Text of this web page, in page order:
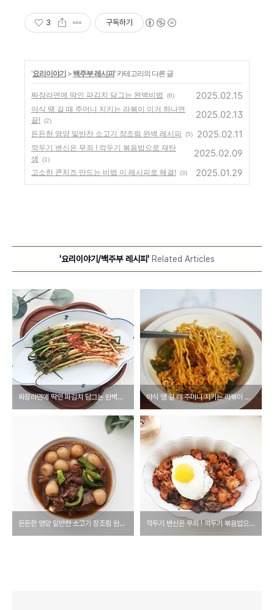
3 구독하기
'요리이야기 > 백주부 레시피' 카테고리의 다른 글
짜장라면에 딱인 파김치 담그는 완벽비법 (6) 2025.02.15
야식 땡 길 때 주머니 지키는 라볶이 이거 하나면
끝! (2)
2025.02.13
든든한 영양 밑반찬 소고기 장조림 완벽 레시피 (5) 2025.02.11
깍두기 변신은 무죄 ! 깍두기 볶음밥으로 재탄
생
(1)
2025.02.09
고소한 콘치즈 만드는 비법 이 레시피로 해결! (3) 2025.01.29
'요리이야기/백주부 레시피' Related Articles
짜장라면에 딱인 파김치 담그는 완벽비법 야식 땡 길 때 주머니 지키는 라볶이 이거 하나면 끝!
든든한 영양 밑반찬 소고기 장조림 완벽 레시피 깍두기 변신은 무죄 ! 깍두기 볶음밥으로 재탄생